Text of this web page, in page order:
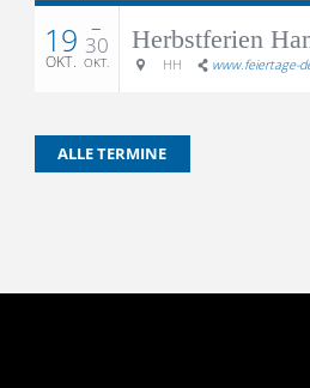
19
OKT.
–
30
OKT.
Herbstferien
HH www.feiertage-
ALLE TERMINE